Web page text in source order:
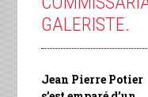
GALERISTE.
Jean Pierre Potier